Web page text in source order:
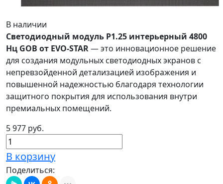
В наличии
Светодиодный модуль P1.25 интерьерный 4800
Нц GOB от EVO-STAR— это инновационное решение
для создания модульных светодиодных экранов с
непревзойденной детализацией изображения и
повышенной надежностью благодаря технологии
защитного покрытия для использования внутри
премиальных помещений.
5 977 руб.
В корзину
Поделиться: